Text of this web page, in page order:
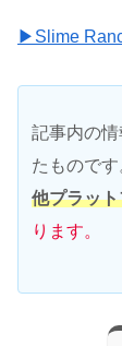
▶Slime
記事内の情
たものです
他プラッ
ります。